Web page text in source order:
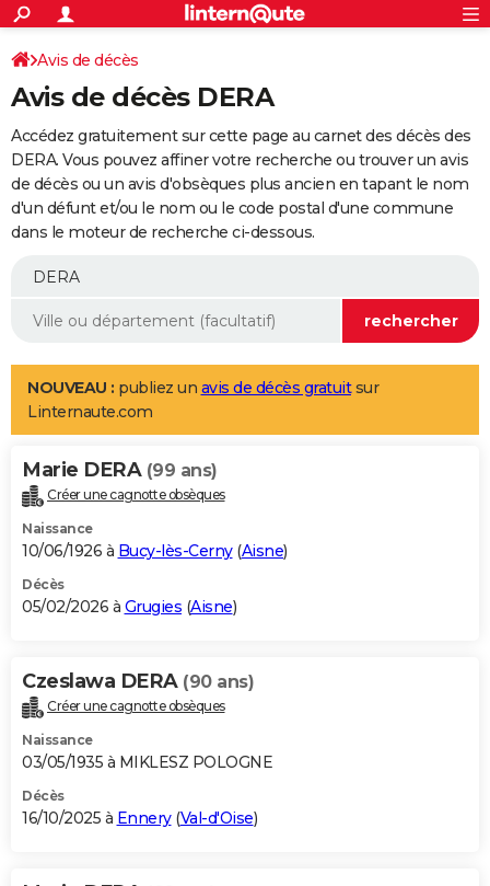
ACTUALITÉS
Politique
Société
Faits Divers
Education
Monde
Villes
+
SPORT
Coupe du monde 2026
Football
Tennis
Cyclisme
Rugby
Forum
Programme TV
TNT
Streaming
Cinéma
Sorties cinéma
Musique
+
FINANCE
Retraite
Impôts
Epargne
Immobilier
Risques naturels par ville
Banque
Assurance
Crédit
AUTO
Essais
Réserver un essai
Citadines
Berlines
SUV
Forum auto
+
Mobiles
Meilleur smartphone
Internet
Ordinateurs
Jeux vidéo
Guide high-tech
Aménagement intérieur
LIFESTYLE
Art de vivre
Bien-être
Loisirs
Mode
Modes de vie
Alimentation
Guide de la santé
Maladies
Médicaments
Sommeil
VOYAGE
Destinations
City break
Voyage nature
Voyage de noces
Forum
Climat
+PHOTO
GUIDES D'ACHAT
BONS PLANS
Carte de Noël
Carte Bonne année
Carte Saint-Valentin
Carte Pâques
Carte d'anniversaire
DICTIONNAIRE
Dictionnaire
Biographies
Citations
Expressions
Proverbes
PROGRAMME TV
S'inscrire
Se connecter
Lycées
Collèges
Primaires
Universités
Entreprises
Service militaire
Avis de recherche
AVIS DE DÉCÈS
Avis de décès
Avis de décès DERA
Accédez gratuitement sur cette page au carnet des décès des
DERA. Vous pouvez affiner votre recherche ou trouver un avis
de décès ou un avis d'obsèques plus ancien en tapant le nom
d'un défunt et/ou le nom ou le code postal d'une commune
dans le moteur de recherche ci-dessous.
NOUVEAU : publiez un avis de décès gratuitsur
Linternaute.com
Marie DERA (99 ans)
Créer une cagnotte obsèques
Naissance
10/06/1926 à Bucy-lès-Cerny(Aisne)
Décès
05/02/2026 à Grugies (Aisne)
Czeslawa DERA (90 ans)
Créer une cagnotte obsèques
Naissance
03/05/1935 à MIKLESZ POLOGNE
Décès
16/10/2025 à Ennery(Val-d'Oise)